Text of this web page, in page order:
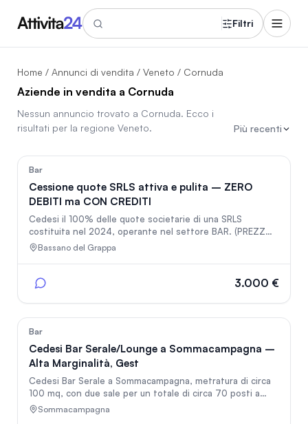
Filtri
Home / Annunci di vendita / Veneto / Cornuda
Aziende in vendita a Cornuda
Nessun annuncio trovato a Cornuda. Ecco i
risultati per la regione Veneto. Più recenti
Bar
Cessione quote SRLS attiva e pulita – ZERO
DEBITI ma CON CREDITI
Cedesi il 100% delle quote societarie di una SRLS
costituita nel 2024, operante nel settore BAR. (PREZZO
TRATTABILE) Situazione Debitoria: ZERO debiti. La società
è TOTALMENTE PRIVA DI PASSIVITA' ("PULITA"). Situazione
crediti attivi certificati, inclusi nel prezzo di cessione.
bilanci e le dichiarazioni fiscali sono regolarmente
depositati e aggiornati
Bassano del Grappa
3.000 €
Bar
Cedesi Bar Serale/Lounge a Sommacampagna –
Alta Marginalità, Gest
Cedesi Bar Serale a Sommacampagna, metratura di circa
100 mq, con due sale per un totale di circa 70 posti a
sedere, un ampio bancone attrezzato, bagno e
magazzino; al piano interrato ampia cantina ad uso
Sommacampagna